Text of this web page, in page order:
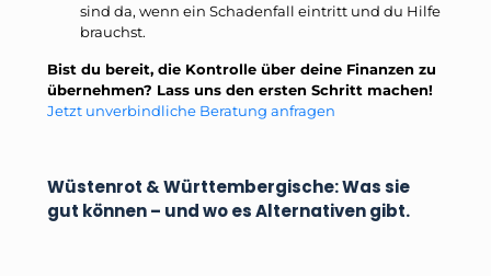
sind da, wenn ein Schadenfall eintritt und du Hilfe
brauchst.
Bist du bereit, die Kontrolle über deine Finanzen zu
übernehmen? Lass uns den ersten Schritt machen!
Jetzt unverbindliche Beratung anfragen
Wüstenrot & Württembergische: Was sie
gut können – und wo es Alternativen gibt.